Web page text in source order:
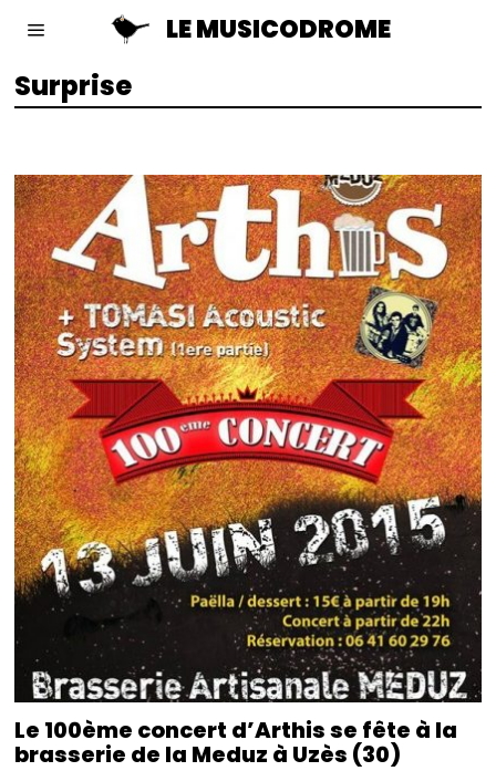
LE MUSICODROME
Surprise
Le 100ème concert d’Arthis se fête à la
brasserie de la Meduz à Uzès (30)